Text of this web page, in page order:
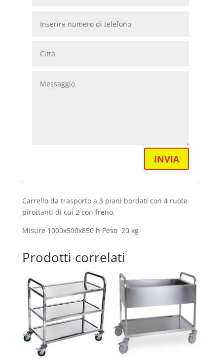
INVIA
Carrello da trasporto a 3 piani bordati con 4 ruote
pirottanti di cui 2 con freno.
Misure 1000x500x850 h Peso 20 kg
Prodotti correlati